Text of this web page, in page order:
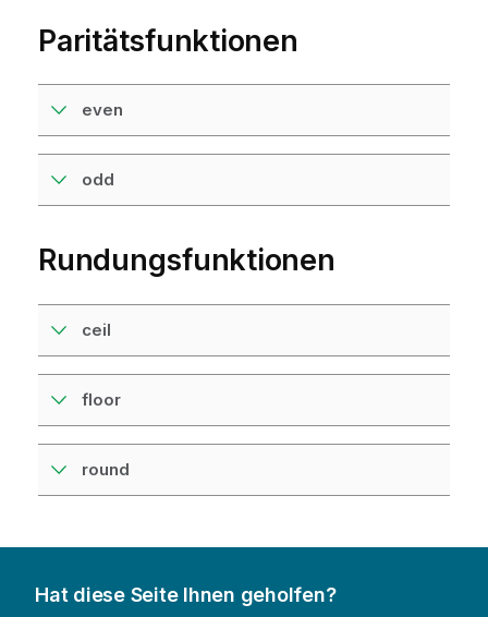
Paritätsfunktionen
even
odd
Rundungsfunktionen
ceil
floor
round
Hat diese Seite Ihnen geholfen?